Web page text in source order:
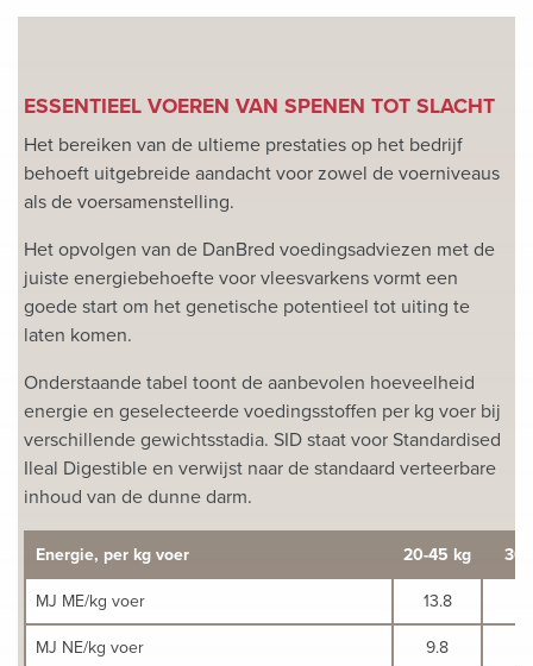
ESSENTIEEL VOEREN VAN SPENEN TOT SLACHT
Het bereiken van de ultieme prestaties op het bedrijf
behoeft uitgebreide aandacht voor zowel de voerniveaus
als de voersamenstelling.
Het opvolgen van de DanBred voedingsadviezen met de
juiste energiebehoefte voor vleesvarkens vormt een
goede start om het genetische potentieel tot uiting te
laten komen.
Onderstaande tabel toont de aanbevolen hoeveelheid
energie en geselecteerde voedingsstoffen per kg voer bij
verschillende gewichtsstadia. SID staat voor Standardised
Ileal Digestible en verwijst naar de standaard verteerbare
inhoud van de dunne darm.
Energie, per kg voer 20-45 kg
MJ ME/kg voer 13.8
MJ NE/kg voer 9.8